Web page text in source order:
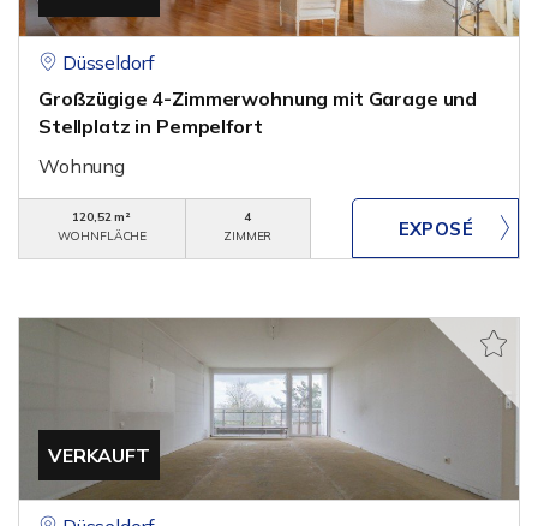
Düsseldorf
Großzügige 4-Zimmerwohnung mit Garage und
Stellplatz in Pempelfort
Wohnung
120,52 m²
WOHNFLÄCHE
4
ZIMMER
VERKAUFT